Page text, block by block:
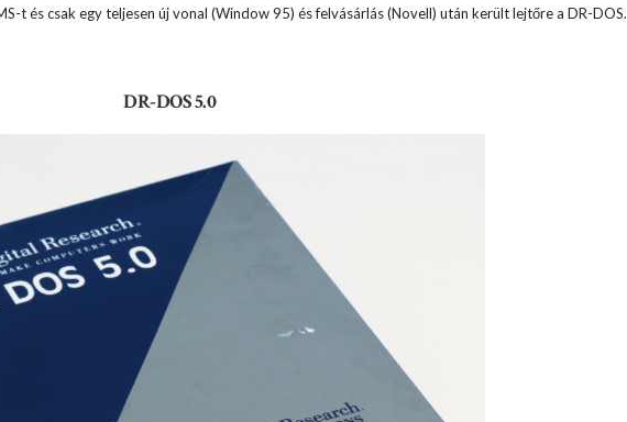
t és csak egy teljesen új vonal (Window 95) és felvásárlás (Novell) után került lejtőre a DR-DOS.
DR-DOS 5.0